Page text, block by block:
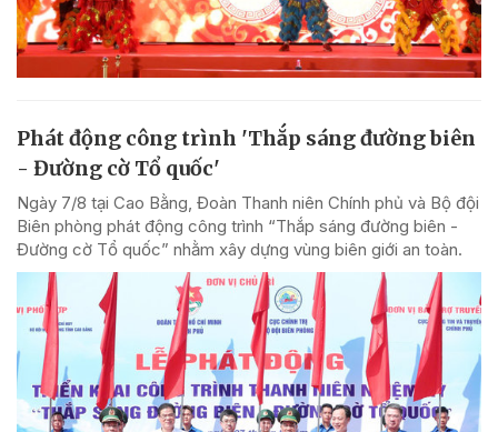
Phát động công trình 'Thắp sáng đường biên
- Đường cờ Tổ quốc'
Ngày 7/8 tại Cao Bằng, Đoàn Thanh niên Chính phủ và Bộ đội
Biên phòng phát động công trình “Thắp sáng đường biên -
Đường cờ Tổ quốc” nhằm xây dựng vùng biên giới an toàn.